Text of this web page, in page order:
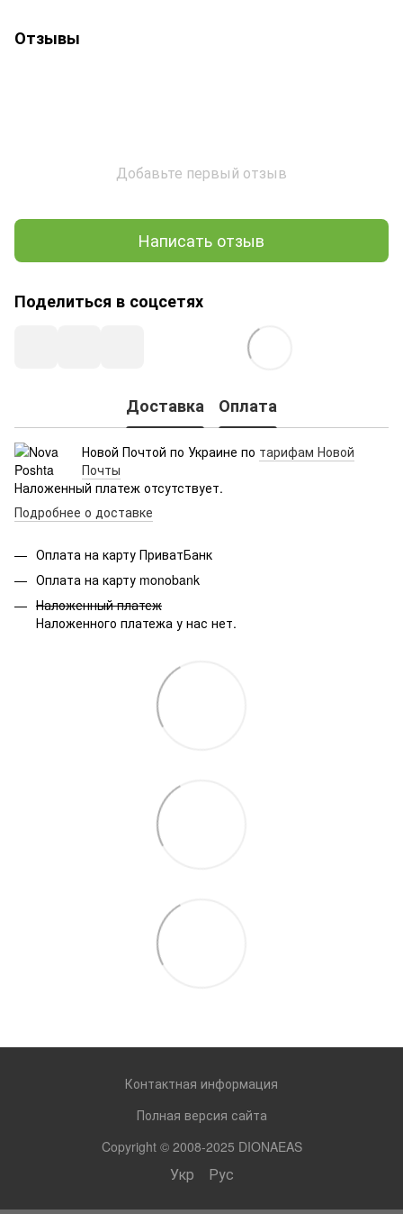
Отзывы
Добавьте первый отзыв
Написать отзыв
Поделиться в соцсетях
Доставка Оплата
Новой Почтой по Украине по тарифам Новой
Почты
Наложенный платеж отсутствует.
Подробнее о доставке
Оплата на карту ПриватБанк
Оплата на карту monobank
Наложенный платеж
Наложенного платежа у нас нет.
Контактная информация
Полная версия сайта
Copyright © 2008-2025 DIONAEAS
Укр Рус